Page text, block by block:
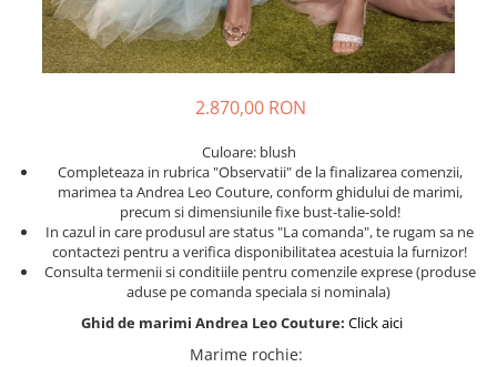
2.870,00 RON
Culoare: blush
Completeaza in rubrica "Observatii" de la finalizarea comenzii,
marimea ta Andrea Leo Couture, conform ghidului de marimi,
precum si dimensiunile fixe bust-talie-sold!
In cazul in care produsul are status "La comanda", te rugam sa ne
contactezi pentru a verifica disponibilitatea acestuia la furnizor!
Consulta termenii si conditiile pentru comenzile exprese (produse
aduse pe comanda speciala si nominala)
Ghid de marimi Andrea Leo Couture: Click aici
Marime rochie: